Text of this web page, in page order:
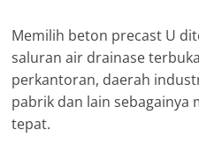
Memilih beton precast U
saluran air drainase
perkantoran, daerah
pabrik dan lain sebagainya
tepat.